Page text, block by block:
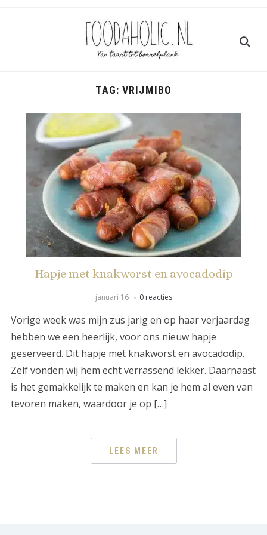
TAG: VRIJMIBO
Hapje met knakworst en avocadodip
januari 16 0 reacties
Vorige week was mijn zus jarig en op haar verjaardag
hebben we een heerlijk, voor ons nieuw hapje
geserveerd. Dit hapje met knakworst en avocadodip.
Zelf vonden wij hem echt verrassend lekker. Daarnaast
is het gemakkelijk te maken en kan je hem al even van
tevoren maken, waardoor je op […]
LEES MEER